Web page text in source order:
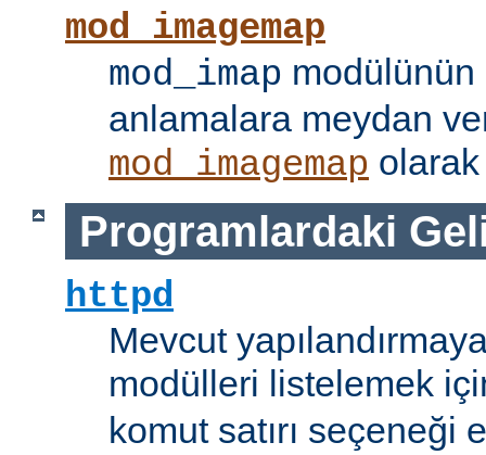
mod_imagemap
mod_imap modülünün
anlamalara meydan
mod_imagemap
Programlardaki
httpd
Mevcut
modülleri listelemek
komut satırı seçeneği